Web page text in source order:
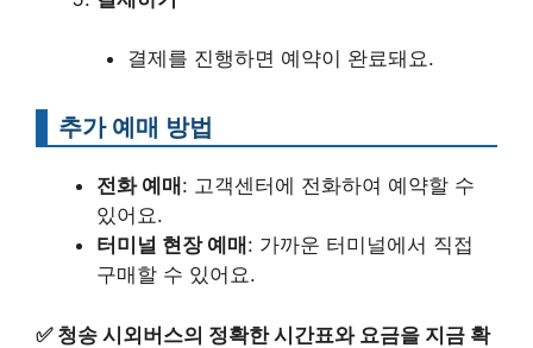
결제를 진행하면 예약이 완료돼요.
추가 예매 방법
전화 예매 : 고객센터에 전화하여 예약할 수
있어요.
터미널 현장 예매 : 가까운 터미널에서 직접
구매할 수 있어요.
✅ 청송 시외버스의 정확한 시간표와 요금을 지금 확